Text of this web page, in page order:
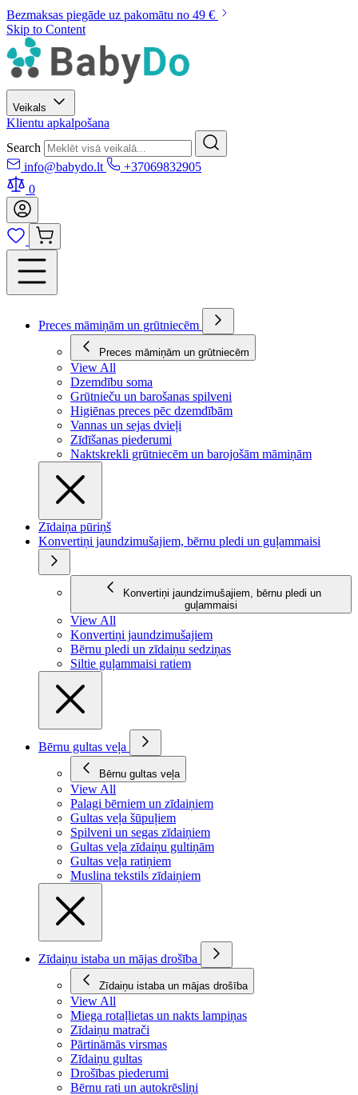
Bezmaksas piegāde uz pakomātu no 49 €
Skip to Content
Veikals
Klientu apkalpošana
Search
info@babydo.lt
+37069832905
0
Preces māmiņām un grūtniecēm
Preces māmiņām un grūtniecēm
View All
Dzemdību soma
Grūtnieču un barošanas spilveni
Higiēnas preces pēc dzemdībām
Vannas un sejas dvieļi
Zīdīšanas piederumi
Naktskrekli grūtniecēm un barojošām māmiņām
Zīdaiņa pūriņš
Konvertiņi jaundzimušajiem, bērnu pledi un guļammaisi
Konvertiņi jaundzimušajiem, bērnu pledi un
guļammaisi
View All
Konvertiņi jaundzimušajiem
Bērnu pledi un zīdaiņu sedziņas
Siltie guļammaisi ratiem
Bērnu gultas veļa
Bērnu gultas veļa
View All
Palagi bērniem un zīdaiņiem
Gultas veļa šūpuļiem
Spilveni un segas zīdaiņiem
Gultas veļa zīdaiņu gultiņām
Gultas veļa ratiņiem
Muslina tekstils zīdaiņiem
Zīdaiņu istaba un mājas drošība
Zīdaiņu istaba un mājas drošība
View All
Miega rotaļlietas un nakts lampiņas
Zīdaiņu matrači
Pārtināmās virsmas
Zīdaiņu gultas
Drošības piederumi
Bērnu rati un autokrēsliņi